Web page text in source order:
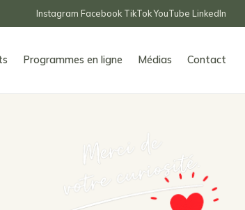
InstagramFacebook TikTokYouTube LinkedIn
Programmes en ligne Médias Contact